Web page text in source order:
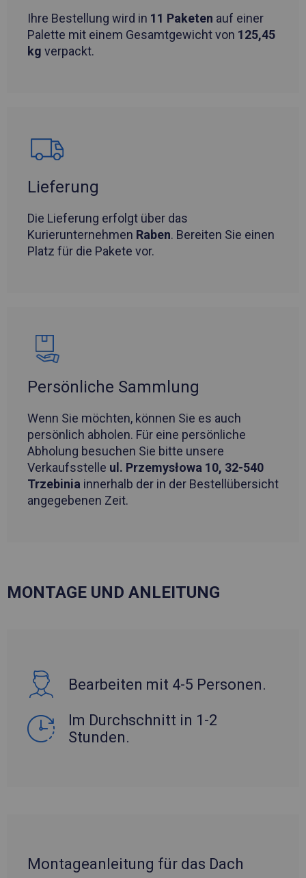
Ihre Bestellung wird in 11 Paketen auf einer
Palette mit einem Gesamtgewicht von 125,45
kg verpackt.
Lieferung
Die Lieferung erfolgt über das
Kurierunternehmen Raben. Bereiten Sie einen
Platz für die Pakete vor.
Persönliche Sammlung
Wenn Sie möchten, können Sie es auch
persönlich abholen. Für eine persönliche
Abholung besuchen Sie bitte unsere
Verkaufsstelle ul. Przemysłowa 10, 32-540
Trzebinia innerhalb der in der Bestellübersicht
angegebenen Zeit.
MONTAGE UND ANLEITUNG
Bearbeiten mit 4-5 Personen.
Im Durchschnitt in 1-2
Stunden.
Montageanleitung für das Dach